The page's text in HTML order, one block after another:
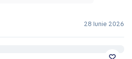
28 Iunie 2026